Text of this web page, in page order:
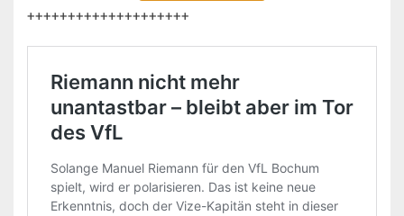
++++++++++++++++++++